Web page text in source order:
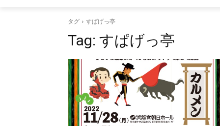
タグ すぱげっ亭
Tag: すぱげっ亭